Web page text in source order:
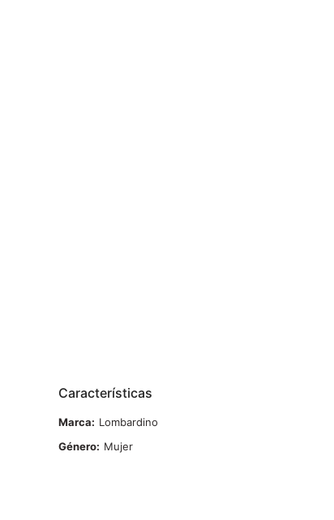
Características
Marca
Lombardino
Género
Mujer